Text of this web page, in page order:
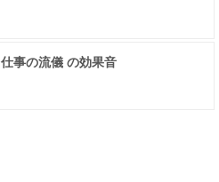
事の流儀 の効果音